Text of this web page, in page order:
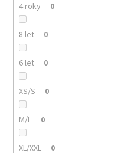
4 roky 0
8 let 0
6 let 0
XS/S 0
M/L 0
XL/XXL 0